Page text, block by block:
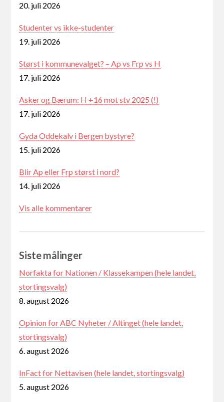
20. juli 2026
Studenter vs ikke-studenter
19. juli 2026
Størst i kommunevalget? – Ap vs Frp vs H
17. juli 2026
Asker og Bærum: H +16 mot stv 2025 (!)
17. juli 2026
Gyda Oddekalv i Bergen bystyre?
15. juli 2026
Blir Ap eller Frp størst i nord?
14. juli 2026
Vis alle kommentarer
Siste målinger
Norfakta for Nationen / Klassekampen (hele landet,
stortingsvalg)
8. august 2026
Opinion for ABC Nyheter / Altinget (hele landet,
stortingsvalg)
6. august 2026
InFact for Nettavisen (hele landet, stortingsvalg)
5. august 2026